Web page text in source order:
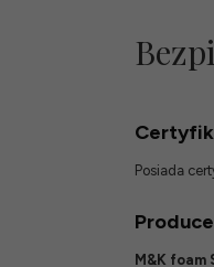
Posiada
M&K foam